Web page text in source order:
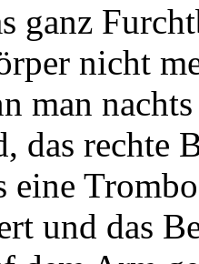
ganz
nicht
man
das rechte
eine
und das